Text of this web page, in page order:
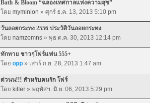
Bath & Bloom “ฉลองเทศกาลแห่งความสุข”
โดย myminion » ศุกร์ ธ.ค. 13, 2013 5:10 pm
วันลอยกระทง 2556 ประวัติวันลอยกระทง
โดย namzomns » พุธ ต.ค. 30, 2013 12:14 pm
ทักทาย ชาวๆโฟร์แฟน 555+
โดย opp » เสาร์ ก.ย. 28, 2013 1:47 am
ด่วนน!!! สำหรับคนรัก โฟร์
โดย killer » พฤหัสฯ. มิ.ย. 06, 2013 5:29 pm